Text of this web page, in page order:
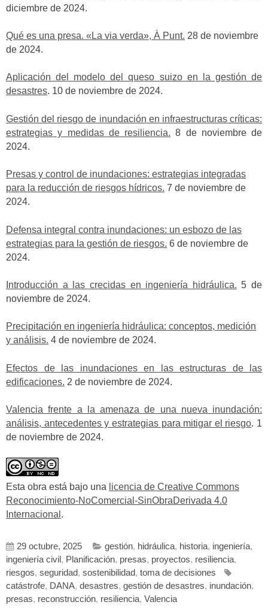
diciembre de 2024.
Qué es una presa. «La via verda», À Punt. 28 de noviembre
de 2024.
Aplicación del modelo del queso suizo en la gestión de
desastres. 10 de noviembre de 2024.
Gestión del riesgo de inundación en infraestructuras críticas:
estrategias y medidas de resiliencia. 8 de noviembre de
2024.
Presas y control de inundaciones: estrategias integradas
para la reducción de riesgos hídricos. 7 de noviembre de
2024.
Defensa integral contra inundaciones: un esbozo de las
estrategias para la gestión de riesgos. 6 de noviembre de
2024.
Introducción a las crecidas en ingeniería hidráulica. 5 de
noviembre de 2024.
Precipitación en ingeniería hidráulica: conceptos, medición
y análisis. 4 de noviembre de 2024.
Efectos de las inundaciones en las estructuras de las
edificaciones. 2 de noviembre de 2024.
Valencia frente a la amenaza de una nueva inundación:
análisis, antecedentes y estrategias para mitigar el riesgo. 1
de noviembre de 2024.
Esta obra está bajo una licencia de Creative Commons
Reconocimiento-NoComercial-SinObraDerivada 4.0
Internacional .
29 octubre, 2025 gestión, hidráulica, historia, ingeniería,
ingeniería civil , Planificación, presas, proyectos, resiliencia,
riesgos, seguridad, sostenibilidad, toma de decisiones
catástrofe, DANA, desastres, gestión de desastres, inundación,
presas, reconstrucción, resiliencia, Valencia